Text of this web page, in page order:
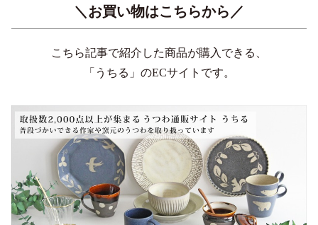
＼お買い物はこちらから／
こちら記事で紹介した商品が購入できる、
「うちる」のECサイトです。